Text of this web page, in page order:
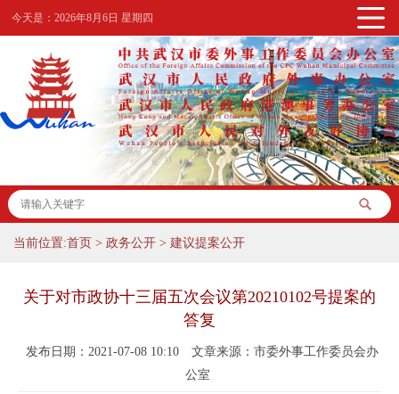
今天是：2026年8月6日 星期四
当前位置:首页 > 政务公开 > 建议提案公开
关于对市政协十三届五次会议第20210102号提案的
答复
发布日期：2021-07-08 10:10
文章来源：市委外事工作委员会办
公室